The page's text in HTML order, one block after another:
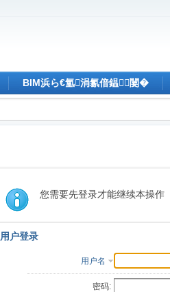
BIM浜ら€氳涓氱偣鎾闄�
您需要先登录才能继续本操作
用户登录
用户名
密码: